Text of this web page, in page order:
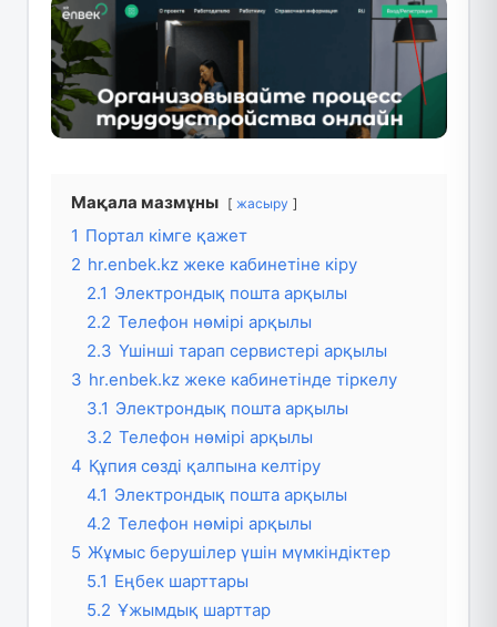
Мақала мазмұны жасыру
1 Портал кімге қажет
2 hr.enbek.kz жеке кабинетіне кіру
2.1 Электрондық пошта арқылы
2.2 Телефон нөмірі арқылы
2.3 Үшінші тарап сервистері арқылы
3 hr.enbek.kz жеке кабинетінде тіркелу
3.1 Электрондық пошта арқылы
3.2 Телефон нөмірі арқылы
4 Құпия сөзді қалпына келтіру
4.1 Электрондық пошта арқылы
4.2 Телефон нөмірі арқылы
5 Жұмыс берушілер үшін мүмкіндіктер
5.1 Еңбек шарттары
5.2 Ұжымдық шарттар